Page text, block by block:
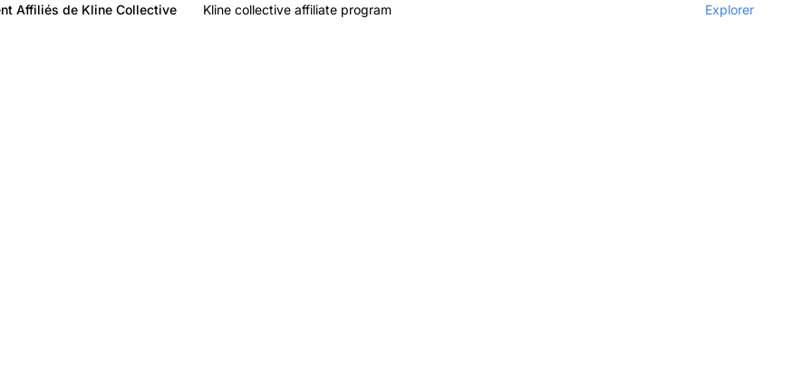
Affiliés de Kline Collective Kline collective affiliate program Explorer